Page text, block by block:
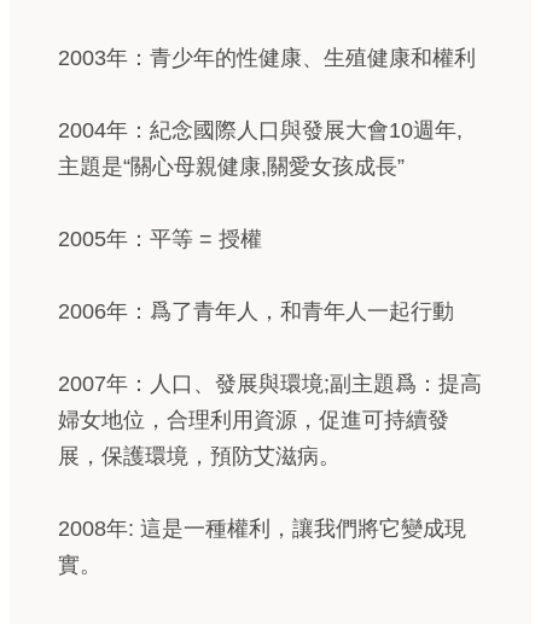
2003年：青少年的性健康、生殖健康和權利
2004年：紀念國際人口與發展大會10週年,
主題是“關心母親健康,關愛女孩成長”
2005年：平等 = 授權
2006年：爲了青年人，和青年人一起行動
2007年：人口、發展與環境;副主題爲：提高
婦女地位，合理利用資源，促進可持續發
展，保護環境，預防艾滋病。
2008年: 這是一種權利，讓我們將它變成現
實。